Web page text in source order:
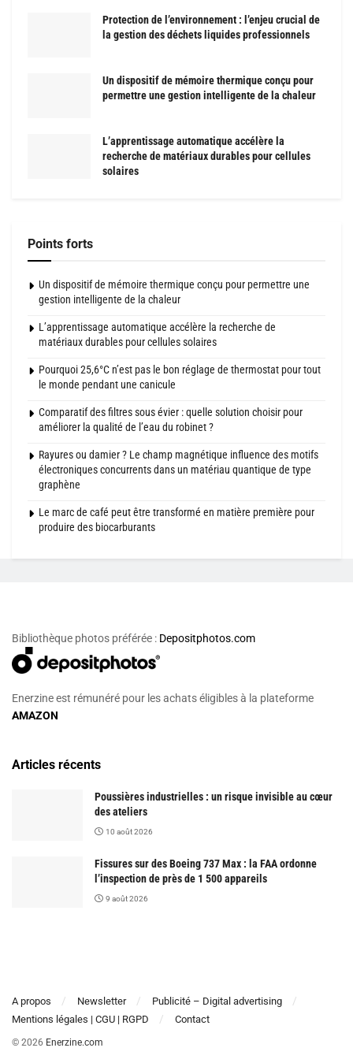
Protection de l’environnement : l’enjeu crucial de
la gestion des déchets liquides professionnels
Un dispositif de mémoire thermique conçu pour
permettre une gestion intelligente de la chaleur
L’apprentissage automatique accélère la
recherche de matériaux durables pour cellules
solaires
Points forts
Un dispositif de mémoire thermique conçu pour permettre une
gestion intelligente de la chaleur
L’apprentissage automatique accélère la recherche de
matériaux durables pour cellules solaires
Pourquoi 25,6°C n’est pas le bon réglage de thermostat pour tout
le monde pendant une canicule
Comparatif des filtres sous évier : quelle solution choisir pour
améliorer la qualité de l’eau du robinet ?
Rayures ou damier ? Le champ magnétique influence des motifs
électroniques concurrents dans un matériau quantique de type
graphène
Le marc de café peut être transformé en matière première pour
produire des biocarburants
Bibliothèque photos préférée : Depositphotos.com
Enerzine est rémunéré pour les achats éligibles à la plateforme
AMAZON
Articles récents
Poussières industrielles : un risque invisible au cœur
des ateliers
10 août 2026
Fissures sur des Boeing 737 Max : la FAA ordonne
l’inspection de près de 1 500 appareils
9 août 2026
A propos Newsletter
Publicité – Digital advertising
Mentions légales | CGU | RGPD
Contact
© 2026 Enerzine.com